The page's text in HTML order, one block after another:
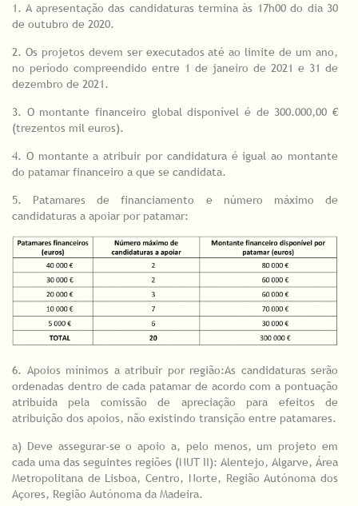
1. A apresentação das candidaturas termina às 17h00 do dia 30
de outubro de 2020.
2. Os projetos devem ser executados até ao limite de um ano,
no período compreendido entre 1 de janeiro de 2021 e 31 de
dezembro de 2021.
3. O montante financeiro global disponível é de 300.000,00 €
(trezentos mil euros).
4. O montante a atribuir por candidatura é igual ao montante
do patamar financeiro a que se candidata.
5. Patamares de financiamento e número máximo de
candidaturas a apoiar por patamar:
6. Apoios mínimos a atribuir por região:As candidaturas serão
ordenadas dentro de cada patamar de acordo com a pontuação
atribuída pela comissão de apreciação para efeitos de
atribuição dos apoios, não existindo transição entre patamares.
a) Deve assegurar-se o apoio a, pelo menos, um projeto em
cada uma das seguintes regiões (NUT II): Alentejo, Algarve, Área
Metropolitana de Lisboa, Centro, Norte, Região Autónoma dos
Açores, Região Autónoma da Madeira.